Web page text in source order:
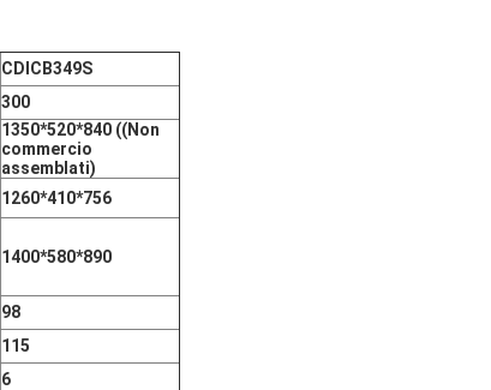
CDICB349S
300
1350*520*840 ((Non
commercio
assemblati)
1260*410*756
1400*580*890
98
115
6